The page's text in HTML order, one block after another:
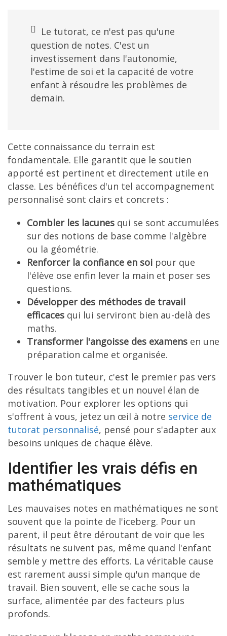
Le tutorat, ce n'est pas qu'une
question de notes. C'est un
investissement dans l'autonomie,
l'estime de soi et la capacité de votre
enfant à résoudre les problèmes de
demain.
Cette connaissance du terrain est
fondamentale. Elle garantit que le soutien
apporté est pertinent et directement utile en
classe. Les bénéfices d'un tel accompagnement
personnalisé sont clairs et concrets :
Combler les lacunes qui se sont accumulées
sur des notions de base comme l'algèbre
ou la géométrie.
Renforcer la confiance en soi pour que
l'élève ose enfin lever la main et poser ses
questions.
Développer des méthodes de travail
efficaces qui lui serviront bien au-delà des
maths.
Transformer l'angoisse des examens en une
préparation calme et organisée.
Trouver le bon tuteur, c'est le premier pas vers
des résultats tangibles et un nouvel élan de
motivation. Pour explorer les options qui
s'offrent à vous, jetez un œil à notre service de
tutorat personnalisé, pensé pour s'adapter aux
besoins uniques de chaque élève.
Identifier les vrais défis en
mathématiques
Les mauvaises notes en mathématiques ne sont
souvent que la pointe de l'iceberg. Pour un
parent, il peut être déroutant de voir que les
résultats ne suivent pas, même quand l'enfant
semble y mettre des efforts. La véritable cause
est rarement aussi simple qu'un manque de
travail. Bien souvent, elle se cache sous la
surface, alimentée par des facteurs plus
profonds.